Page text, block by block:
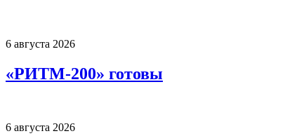
6 августа 2026
«РИТМ-200» готовы
6 августа 2026